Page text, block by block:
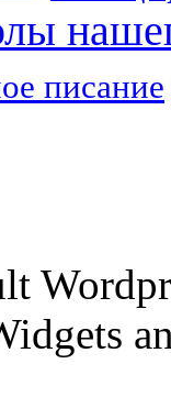
писание